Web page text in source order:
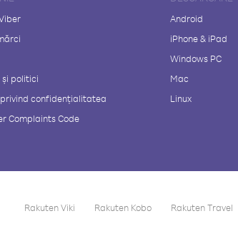
și politici
confidențialitatea
Complaints Code
Android
iPhone & iPad
Windows PC
Mac
Linux
Rakuten Viki Rakuten Kobo Rakuten Travel